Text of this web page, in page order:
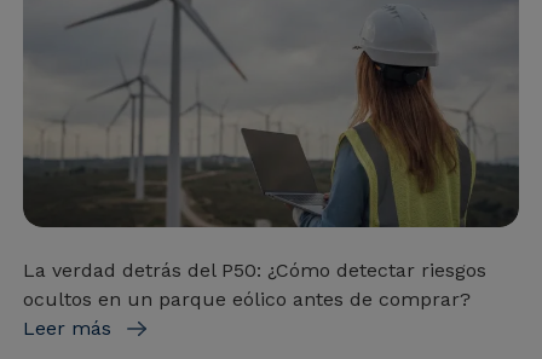
La verdad detrás del P50: ¿Cómo detectar riesgos
ocultos en un parque eólico antes de comprar?
Leer más